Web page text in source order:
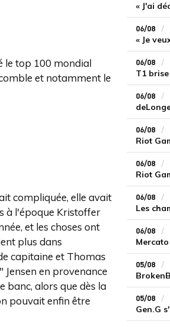
le top 100 mondial
et notamment le
compliquée, elle avait
à l'époque Kristoffer
et les choses ont
plus dans
capitaine et Thomas
en provenance
banc, alors que dès la
pouvait enfin être
06/08
06/08
06/08
06/08
06/08
06/08
06/08
05/08
05/08